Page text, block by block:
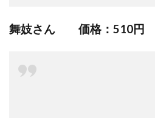
舞妓さん 価格： 510円